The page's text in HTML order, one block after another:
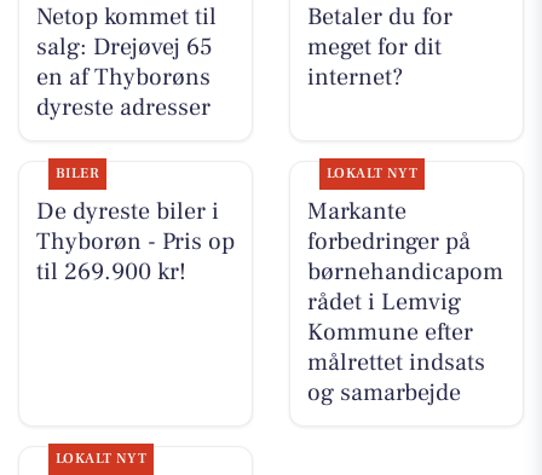
Netop kommet til
salg: Drejøvej 65
en af Thyborøns
dyreste adresser
Betaler du for
meget for dit
internet?
BILER
De dyreste biler i
Thyborøn - Pris op
til 269.900 kr!
LOKALT NYT
Markante
forbedringer på
børnehandicapom
rådet i Lemvig
Kommune efter
målrettet indsats
og samarbejde
LOKALT NYT